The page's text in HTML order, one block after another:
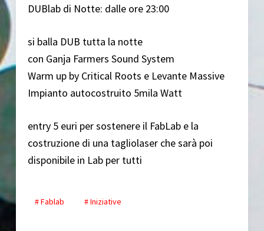
DUBlab di Notte: dalle ore 23:00
si balla DUB tutta la notte
con Ganja Farmers Sound System
Warm up by Critical Roots e Levante Massive
Impianto autocostruito 5mila Watt
entry 5 euri per sostenere il FabLab e la
costruzione di una tagliolaser che sarà poi
disponibile in Lab per tutti
# Fablab # Iniziative